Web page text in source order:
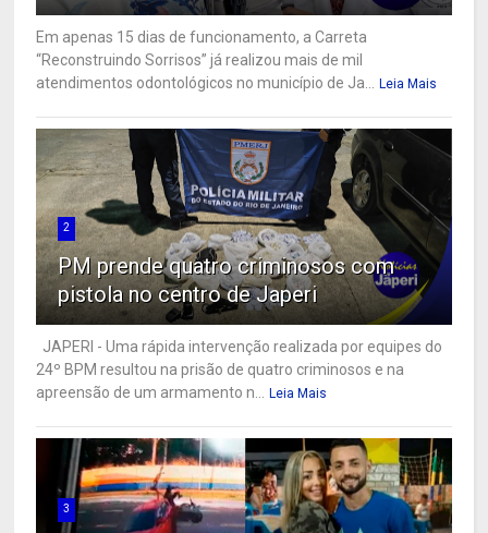
Em apenas 15 dias de funcionamento, a Carreta
“Reconstruindo Sorrisos” já realizou mais de mil
atendimentos odontológicos no município de Ja...
Leia Mais
2
PM prende quatro criminosos com
pistola no centro de Japeri
JAPERI - Uma rápida intervenção realizada por equipes do
24º BPM resultou na prisão de quatro criminosos e na
apreensão de um armamento n...
Leia Mais
3